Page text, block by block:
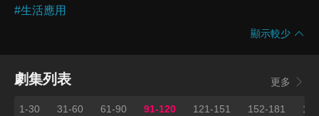
#生活應用
顯示較少
劇集列表 更多
1-30 31-60 61-90 91-120 121-151 152-181